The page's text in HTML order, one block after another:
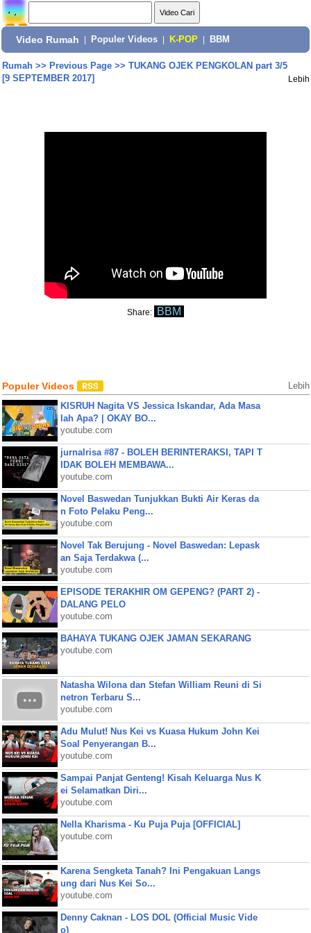
Video Rumah Populer Videos K-POP BBM
Rumah>> Previous Page>> TUKANG OJEK PENGKOLAN part 3/5
[9 SEPTEMBER 2017]
Lebih
Share: BBM
Populer Videos Lebih
KISRUH Nagita VS Jessica Iskandar, Ada Masa
lah Apa? | OKAY BO...
youtube.com
jurnalrisa #87 - BOLEH BERINTERAKSI, TAPI T
IDAK BOLEH MEMBAWA...
youtube.com
Novel Baswedan Tunjukkan Bukti Air Keras da
n Foto Pelaku Peng...
youtube.com
Novel Tak Berujung - Novel Baswedan: Lepask
an Saja Terdakwa (...
youtube.com
EPISODE TERAKHIR OM GEPENG? (PART 2) -
DALANG PELO
youtube.com
BAHAYA TUKANG OJEK JAMAN SEKARANG
youtube.com
Natasha Wilona dan Stefan William Reuni di Si
netron Terbaru S...
youtube.com
Adu Mulut! Nus Kei vs Kuasa Hukum John Kei
Soal Penyerangan B...
youtube.com
Sampai Panjat Genteng! Kisah Keluarga Nus K
ei Selamatkan Diri...
youtube.com
Nella Kharisma - Ku Puja Puja [OFFICIAL]
youtube.com
Karena Sengketa Tanah? Ini Pengakuan Langs
ung dari Nus Kei So...
youtube.com
Denny Caknan - LOS DOL (Official Music Vide
o)